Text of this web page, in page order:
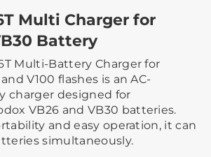
Multi Charger for
Battery
Multi-Battery Charger for
and V100 flashes is an AC-
charger designed for
VB26 and VB30 batteries.
and easy operation, it can
simultaneously.